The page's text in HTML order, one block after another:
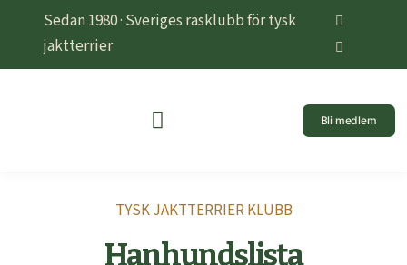
Sedan 1980 · Sveriges rasklubb för tysk
jaktterrier
Bli medlem
TYSK JAKTTERRIER KLUBB
Hanhundslista